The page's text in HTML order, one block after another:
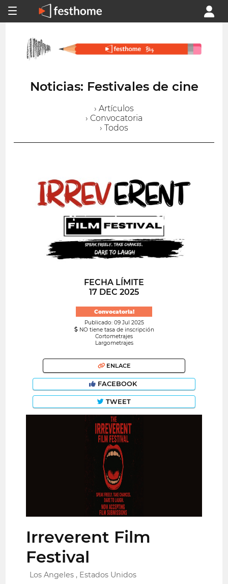
Noticias: Festivales de cine
› Artículos
› Convocatoria
› Todos
FECHA LÍMITE
17 DEC 2025
Convocatoria!
Publicado: 09 Jul 2025
NO tiene tasa de inscripción
Cortometrajes
Largometrajes
ENLACE
FACEBOOK
TWEET
Irreverent Film
Festival
Los Angeles , Estados Unidos